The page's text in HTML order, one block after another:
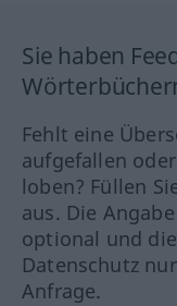
Sie haben
Fehlt eine
aufgefallen
loben? Füllen
aus. Die
optional und
Datenschutz
Anfrage.